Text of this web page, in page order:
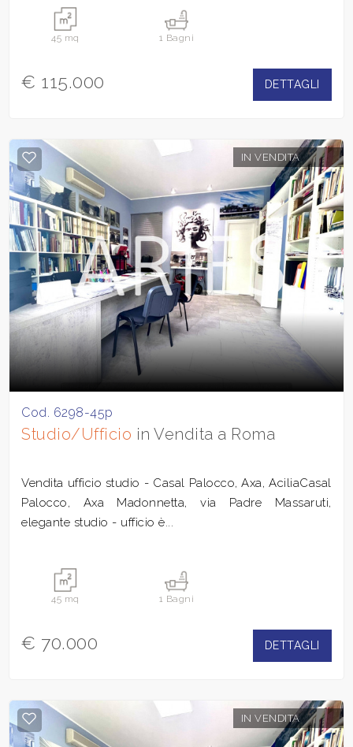
45 mq 1 Bagni
€ 115.000 DETTAGLI
IN VENDITA
Cod. 6298-45p
Studio/Ufficio in Vendita a Roma
Vendita ufficio studio - Casal Palocco, Axa, AciliaCasal
Palocco, Axa Madonnetta, via Padre Massaruti,
elegante studio - ufficio è...
45 mq 1 Bagni
€ 70.000 DETTAGLI
IN VENDITA